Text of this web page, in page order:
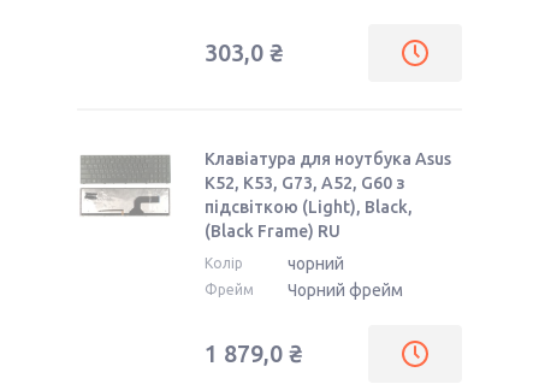
303,0 ₴
Клавіатура для ноутбука Asus
K52, K53, G73, A52, G60 з
підсвіткою (Light), Black,
(Black Frame) RU
Колір чорний
Фрейм Чорний фрейм
1 879,0 ₴